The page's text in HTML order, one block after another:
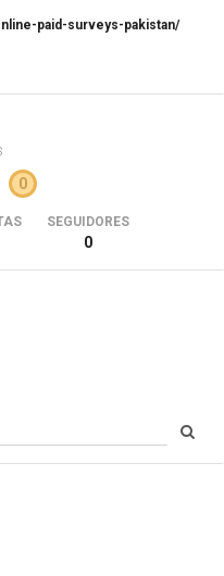
paid-surveys-pakistan/
0
SEGUIDORES
0